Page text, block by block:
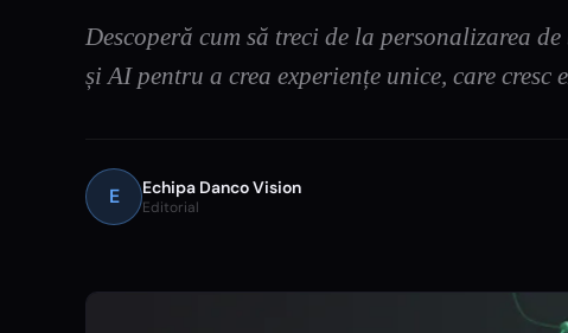
Descoperă cum să treci de la personalizarea
și AI pentru a crea experiențe unice, care
E Echipa Danco Vision
Editorial